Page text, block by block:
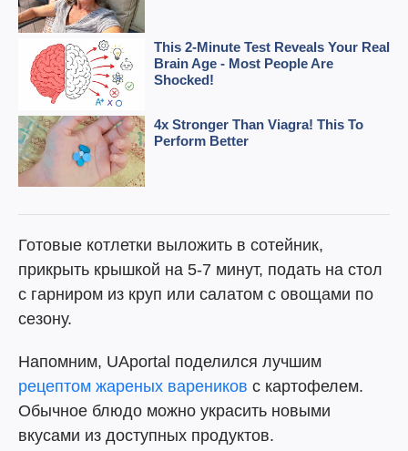
Готовые котлетки выложить в сотейник,
прикрыть крышкой на 5-7 минут, подать на стол
с гарниром из круп или салатом с овощами по
сезону.
Напомним, UAportal поделился лучшим
рецептом жареных вареников с картофелем.
Обычное блюдо можно украсить новыми
вкусами из доступных продуктов.